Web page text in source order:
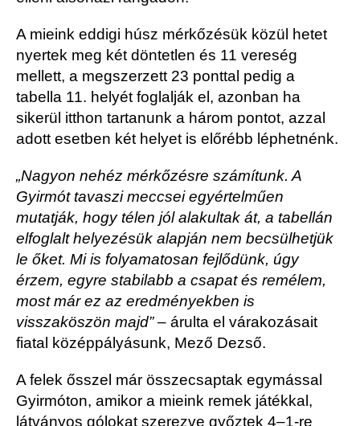
A mieink eddigi húsz mérkőzésük közül hetet
nyertek meg két döntetlen és 11 vereség
mellett, a megszerzett 23 ponttal pedig a
tabella 11. helyét foglalják el, azonban ha
sikerül itthon tartanunk a három pontot, azzal
adott esetben két helyet is előrébb léphetnénk.
„Nagyon nehéz mérkőzésre számítunk. A
Gyirmót tavaszi meccsei egyértelműen
mutatják, hogy télen jól alakultak át, a tabellán
elfoglalt helyezésük alapján nem becsülhetjük
le őket. Mi is folyamatosan fejlődünk, úgy
érzem, egyre stabilabb a csapat és remélem,
most már ez az eredményekben is
visszaköszön majd”– árulta el várakozásait
fiatal középpályásunk, Mező Dezső.
A felek ősszel már összecsaptak egymással
Gyirmóton, amikor a mieink remek játékkal,
látványos gólokat szerezve győztek 4–1-re